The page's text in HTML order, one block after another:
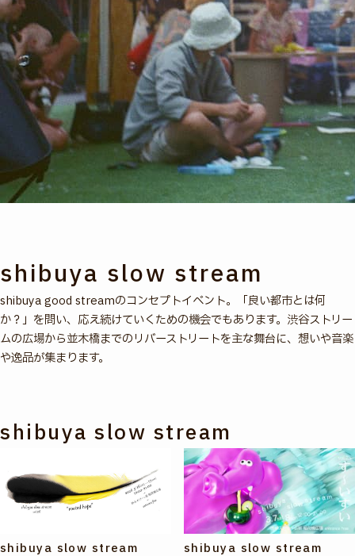
shibuya slow stream
shibuya good streamのコンセプトイベント。「良い都市とは何
か？」を問い、応え続けていくための機会でもあります。渋谷ストリー
ムの広場から並木橋までのリバーストリートを主な舞台に、想いや音楽
や逸品が集まります。
shibuya slow stream
shibuya slow stream
shibuya slow stream